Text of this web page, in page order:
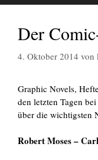
Der
4. Oktober 2014 von
Graphic Novels,
den letzten Tagen
über die wichtigsten
Robert Moses –